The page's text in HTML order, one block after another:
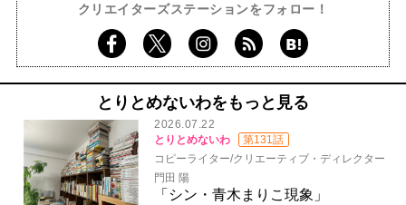
クリエイターズステーションをフォロー！
とりとめないわをもっと見る
2026.07.22
とりとめないわ
第131話
コピーライター/クリエーティブ・ディレクター
門田 陽
「シン・青木まりこ現象」